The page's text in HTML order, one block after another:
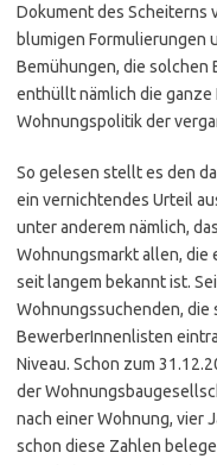
Dokument des Scheiterns
blumigen Formulierungen
Bemühungen, die solchen
enthüllt nämlich die
Wohnungspolitik der
So gelesen stellt es den
ein vernichtendes Urteil
unter anderem nämlich,
Wohnungsmarkt allen,
seit langem bekannt ist.
Wohnungssuchenden, die
BewerberInnenlisten
Niveau. Schon zum
der
nach einer Wohnung, vier
schon diese Zahlen